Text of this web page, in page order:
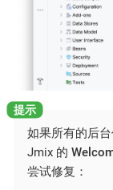
如果所有的后
Jmix 的
尝试修复：